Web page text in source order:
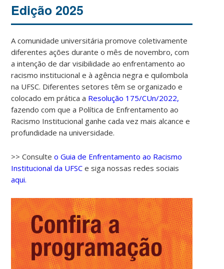
Edição 2025
A comunidade universitária promove coletivamente
diferentes ações durante o mês de novembro, com
a intenção de dar visibilidade ao enfrentamento ao
racismo institucional e à agência negra e quilombola
na UFSC. Diferentes setores têm se organizado e
colocado em prática a Resolução 175/CUn/2022,
fazendo com que a Política de Enfrentamento ao
Racismo Institucional ganhe cada vez mais alcance e
profundidade na universidade.
>> Consulteo Guia de Enfrentamento ao Racismo
Institucional da UFSC e siga nossas redes sociais
aqui.